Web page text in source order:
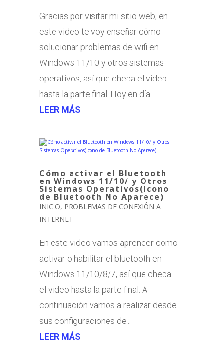
Gracias por visitar mi sitio web, en
este video te voy enseñar cómo
solucionar problemas de wifi en
Windows 11/10 y otros sistemas
operativos, así que checa el video
hasta la parte final. Hoy en día...
LEER MÁS
Cómo activar el Bluetooth
en Windows 11/10/ y Otros
Sistemas Operativos(Icono
de Bluetooth No Aparece)
INICIO, PROBLEMAS DE CONEXIÓN A
INTERNET
En este video vamos aprender como
activar o habilitar el bluetooth en
Windows 11/10/8/7, así que checa
el video hasta la parte final. A
continuación vamos a realizar desde
sus configuraciones de...
LEER MÁS